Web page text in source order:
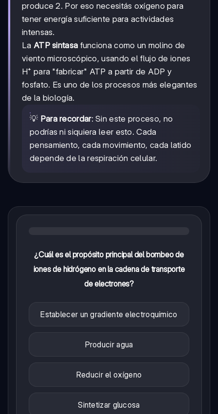
produce 2. Por eso necesitás oxígeno para
tener energía suficiente para actividades
intensas.
La ATP sintasa funciona como un molino de
viento microscópico, usando el flujo de iones
H⁺ para "fabricar" ATP a partir de ADP y
fosfato. Es uno de los procesos más elegantes
de la biología.
💡 Para recordar: Sin este proceso, no
podrías ni siquiera leer esto. Cada
pensamiento, cada movimiento, cada latido
depende de la respiración celular.
¿Cuál es el propósito principal del bombeo de
iones de hidrógeno en la cadena de transporte
de electrones?
Establecer un gradiente electroquímico
Producir agua
Reducir el oxígeno
Sintetizar glucosa